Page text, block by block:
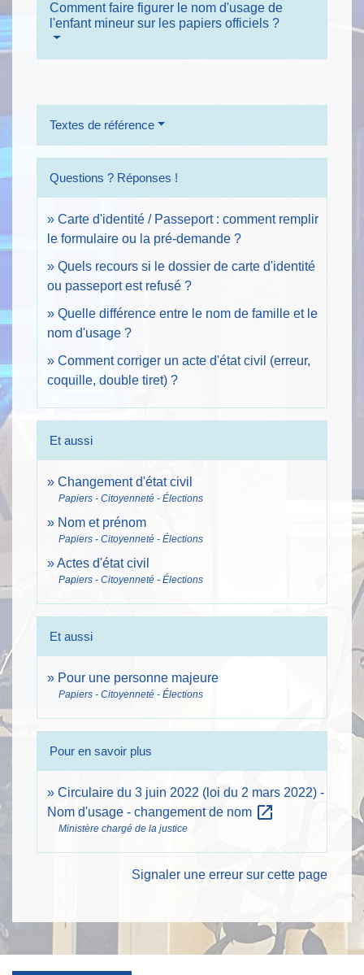
Comment faire figurer le nom d'usage de
l'enfant mineur sur les papiers officiels ?
Textes de référence
Questions ? Réponses !
Carte d'identité / Passeport : comment remplir
le formulaire ou la pré-demande ?
Quels recours si le dossier de carte d'identité
ou passeport est refusé ?
Quelle différence entre le nom de famille et le
nom d'usage ?
Comment corriger un acte d'état civil (erreur,
coquille, double tiret) ?
Et aussi
Changement d'état civil
Papiers - Citoyenneté - Élections
Nom et prénom
Papiers - Citoyenneté - Élections
Actes d'état civil
Papiers - Citoyenneté - Élections
Et aussi
Pour une personne majeure
Papiers - Citoyenneté - Élections
Pour en savoir plus
Circulaire du 3 juin 2022 (loi du 2 mars 2022) -
Nom d'usage - changement de nom open_in_new
Ministère chargé de la justice
Signaler une erreur sur cette page